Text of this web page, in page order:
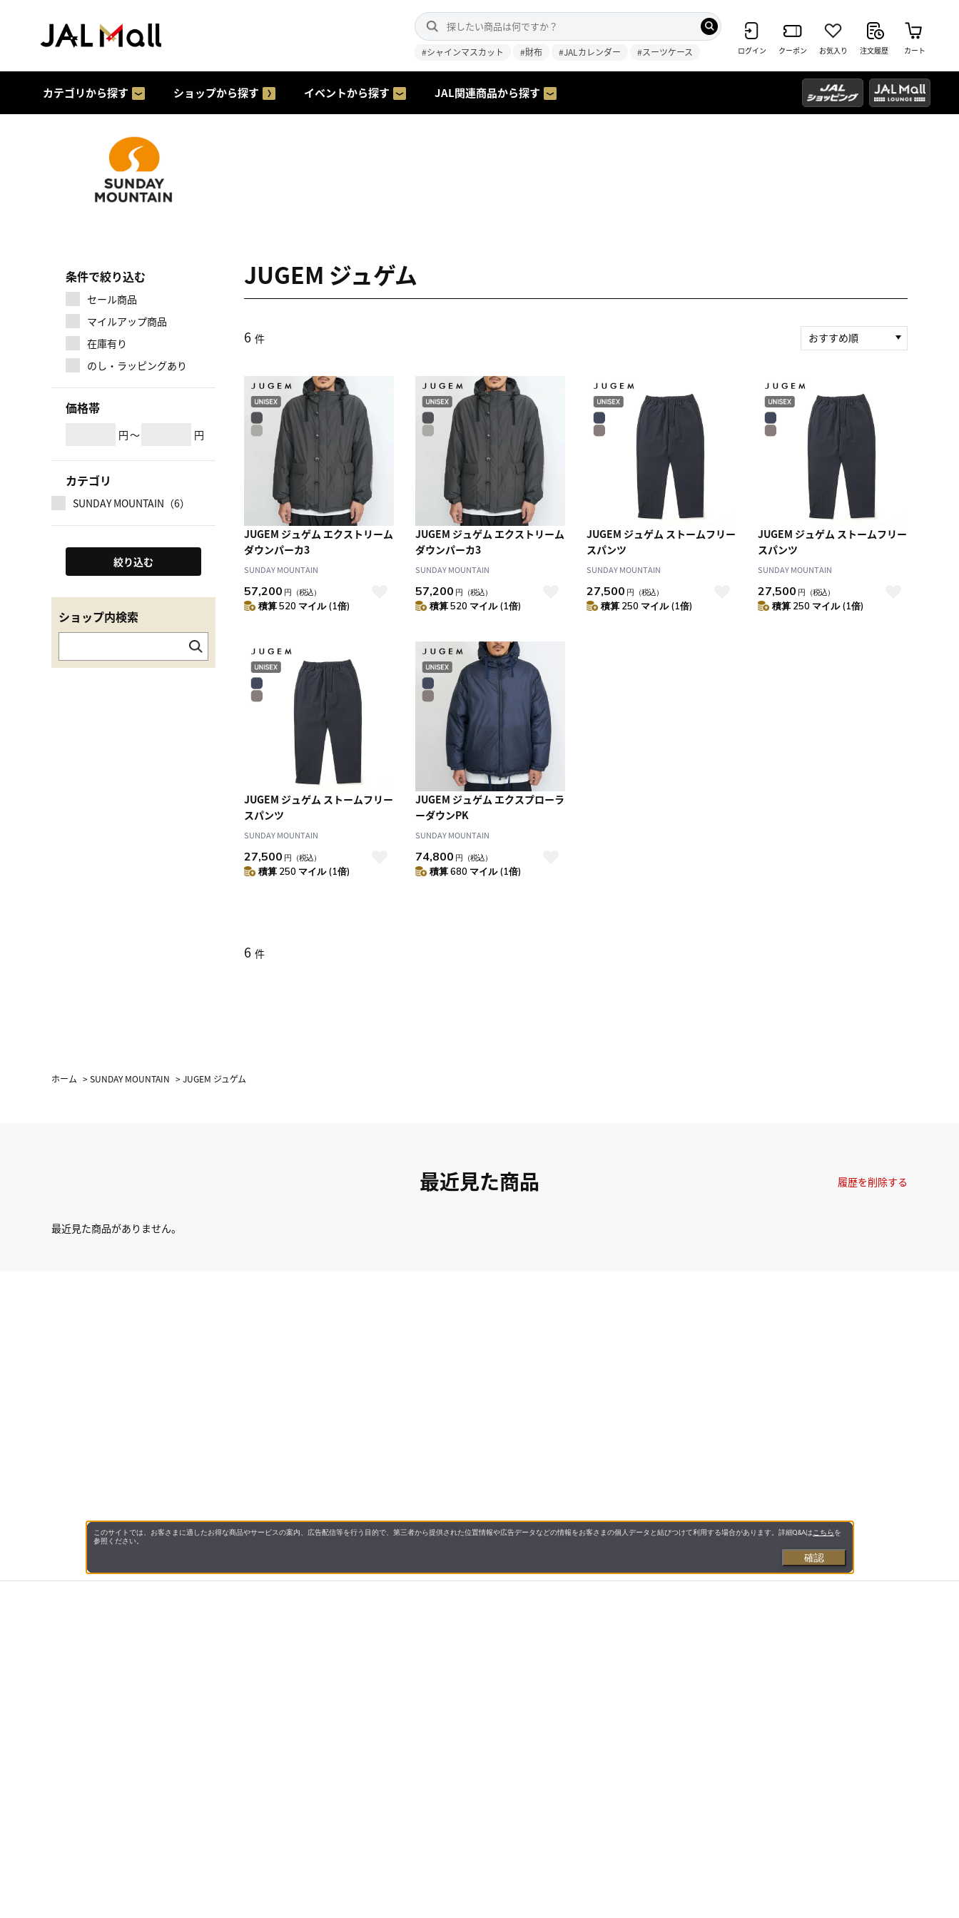
#シャインマスカット #財布 #JALカレンダー #スーツケース ログイン クーポン お気入り 注文履歴 カート
カテゴリから探す ショップから探す イベントから探す JAL関連商品から探す
マイルアップ商品
条件で絞り込む
セール商品
在庫有り
のし・ラッピングあり
価格帯
円～ 円
カテゴリ
SUNDAY MOUNTAIN（6）
絞り込む
ショップ内検索
JUGEM ジュゲム
6 件
おすすめ順
順）
人気順
レビュー件数（多い
価格（安い順）
価格（高い順）
JUGEM ジュゲム エクストリーム
ダウンパーカ3
SUNDAY MOUNTAIN
57,200 円 （税込）
積算 520 マイル (1倍)
JUGEM ジュゲム エクストリーム
ダウンパーカ3
SUNDAY MOUNTAIN
57,200 円 （税込）
積算 520 マイル (1倍)
JUGEM ジュゲム ストームフリー
スパンツ
SUNDAY MOUNTAIN
27,500 円 （税込）
積算 250 マイル (1倍)
JUGEM ジュゲム ストームフリー
スパンツ
SUNDAY MOUNTAIN
27,500 円 （税込）
積算 250 マイル (1倍)
JUGEM ジュゲム ストームフリー
スパンツ
SUNDAY MOUNTAIN
27,500 円 （税込）
積算 250 マイル (1倍)
JUGEM ジュゲム エクスプローラ
ーダウンPK
SUNDAY MOUNTAIN
74,800 円 （税込）
積算 680 マイル (1倍)
6 件
ホーム >SUNDAY MOUNTAIN >JUGEM ジュゲム
最近見た商品
最近見た商品がありません。
履歴を削除する
このサイトでは、お客さまに適したお得な商品やサービスの案内、広告配信等を行う目的で、第三者から提供された位置情報や広告データなどの情報をお客さまの個人データと結びつけて利用する場合があります。詳細Q&Aは こちらを
参照ください。
確認